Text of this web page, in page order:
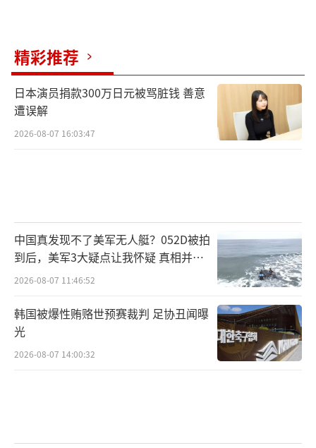
精彩推荐
日本演员捐款300万日元被骂脏钱 善意
遭误解
2026-08-07 16:03:47
中国真发现不了美军无人艇？052D被拍
到后，美军3大疑点让我怀疑 真相并非
如此
2026-08-07 11:46:52
韩国被爆性贿赂世预赛裁判 足协丑闻曝
光
2026-08-07 14:00:32